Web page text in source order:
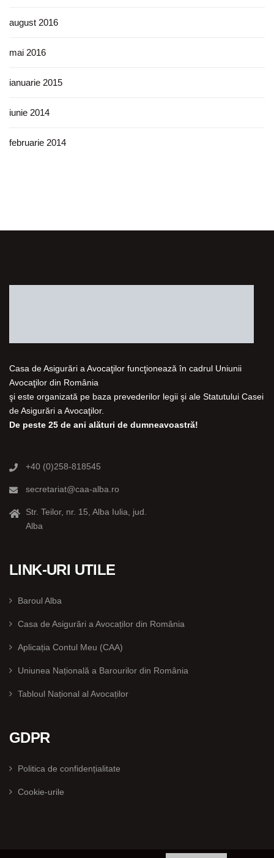
august 2016
mai 2016
ianuarie 2015
iunie 2014
februarie 2014
Casa de Asigurări a Avocaţilor funcţionează în cadrul Uniunii
Avocaţilor din România
şi este organizată pe baza prevederilor legii şi ale Statutului Casei
de Asigurări a Avocaţilor.
De peste 25 de ani alături de dumneavoastră!
+40 (0)258-818545
secretariat@caa-alba.ro
Str. Teilor, nr. 15, Alba Iulia, jud.
Alba
LINK-URI UTILE
Baroul Alba
Casa de Asigurări a Avocaților din România
Aplicația Contul Meu (CAA)
Uniunea Națională a Barourilor din România
Tabloul Național al Avocaților
GDPR
Politica de confidențialitate
Cookie-urile